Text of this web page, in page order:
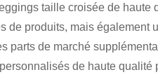
taille croisée de haute
de produits, mais également
parts de marché
de haute qualité